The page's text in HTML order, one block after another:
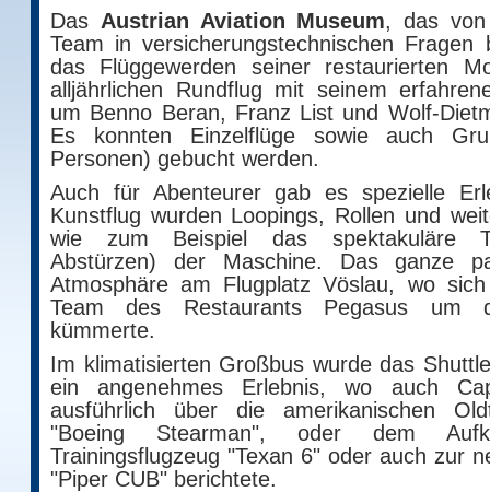
Das Austrian Aviation Museum, das
Team in versicherungstechnischen
das Flüggewerden seiner restaurierten
alljährlichen Rundflug mit seinem
um Benno Beran, Franz List und Wolf-
Es konnten Einzelflüge sowie auch
Personen) gebucht werden.
Auch für Abenteurer gab es spezielle
Kunstflug wurden Loopings, Rollen und
wie zum Beispiel das spektakuläre
Abstürzen) der Maschine. Das ganze
Atmosphäre am Flugplatz Vöslau, wo
Team des Restaurants Pegasus um
kümmerte.
Im klimatisierten Großbus wurde das
ein angenehmes Erlebnis, wo auch
ausführlich über die amerikanischen
"Boeing Stearman", oder dem
Trainingsflugzeug "Texan 6" oder auch zur
"Piper CUB" berichtete.